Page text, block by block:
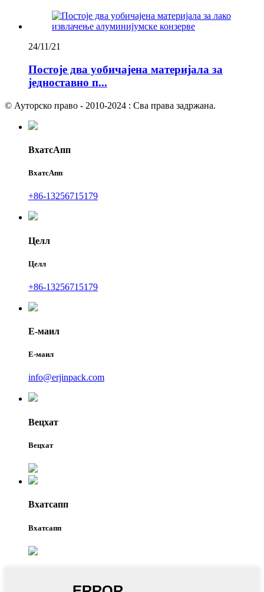
24/11/21
Постоје два уобичајена материјала за
једноставно п...
© Ауторско право - 2010-2024 : Сва права задржана.
ВхатсАпп
ВхатсАпп
+86-13256715179
Целл
Целл
+86-13256715179
Е-маил
Е-маил
info@erjinpack.com
Вецхат
Вецхат
Вхатсапп
Вхатсапп